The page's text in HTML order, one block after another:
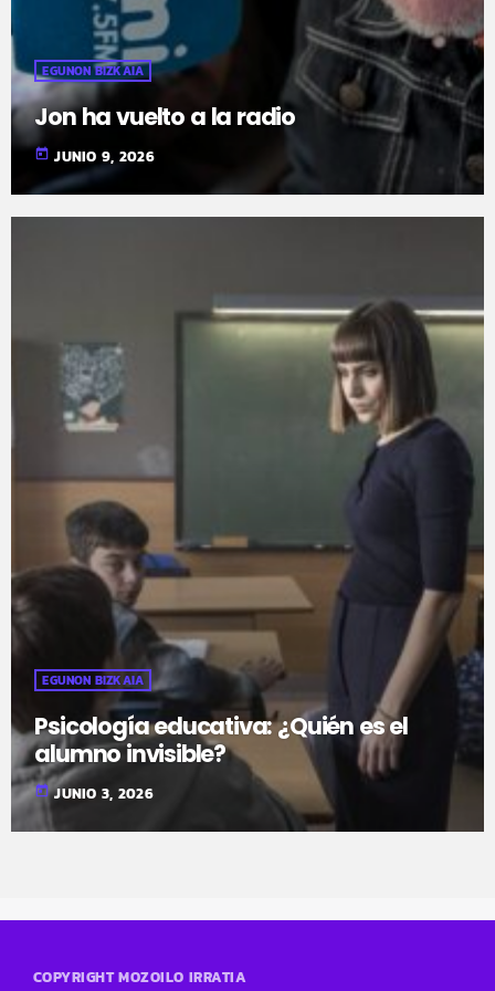
EGUNON BIZKAIA
Jon ha vuelto a la radio
today JUNIO 9, 2026
EGUNON BIZKAIA
Psicología educativa: ¿Quién es el
alumno invisible?
today JUNIO 3, 2026
COPYRIGHT MOZOILO IRRATIA